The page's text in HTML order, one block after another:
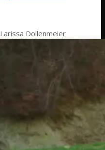
Larissa Dollenmeier